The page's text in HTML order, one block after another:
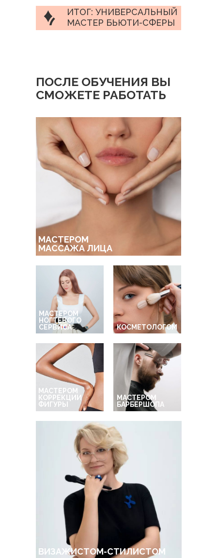
ИТОГ: УНИВЕРСАЛЬНЫЙ
МАСТЕР БЬЮТИ-СФЕРЫ
ПОСЛЕ ОБУЧЕНИЯ ВЫ
СМОЖЕТЕ РАБОТАТЬ
МАСТЕРОМ
МАССАЖА ЛИЦА
МАСТЕРОМ
КОРРЕКЦИИ
ФИГУРЫ
КОСМЕТОЛОГОМ
МАСТЕРОМ
НОГТЕВОГО
СЕРВИСА
ВИЗАЖИСТОМ-СТИЛИСТОМ
МАСТЕРОМ
БАРБЕРШОПА